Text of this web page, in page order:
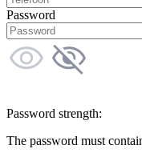
Password
Password strength:
The password must